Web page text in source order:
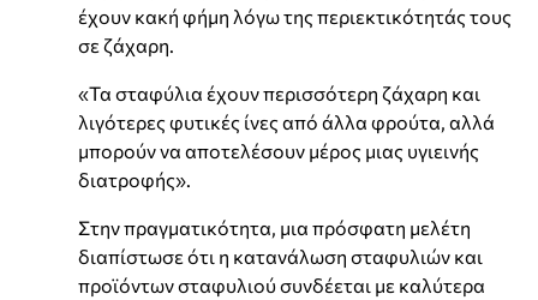
έχουν κακή φήμη λόγω της περιεκτικότητάς τους
σε ζάχαρη.
«Τα σταφύλια έχουν περισσότερη ζάχαρη και
λιγότερες φυτικές ίνες από άλλα φρούτα, αλλά
μπορούν να αποτελέσουν μέρος μιας υγιεινής
διατροφής».
Στην πραγματικότητα, μια πρόσφατη μελέτη
διαπίστωσε ότι η κατανάλωση σταφυλιών και
προϊόντων σταφυλιού συνδέεται με καλύτερα